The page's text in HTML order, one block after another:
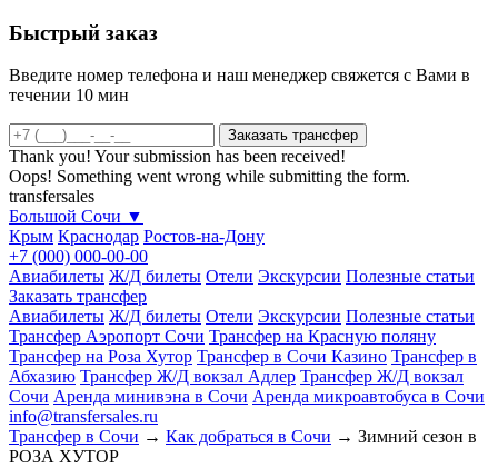
Быстрый заказ
Введите номер телефона и наш менеджер свяжется с Вами в
течении 10 мин
Thank you! Your submission has been received!
Oops! Something went wrong while submitting the form.
transfersales
Большой Сочи ▼
Крым Краснодар Ростов-на-Дону
+7 (000) 000-00-00
Авиабилеты Ж/Д билеты Отели Экскурсии Полезные статьи
Заказать трансфер
Авиабилеты Ж/Д билеты Отели Экскурсии Полезные статьи
Трансфер Аэропорт Сочи Трансфер на Красную поляну
Трансфер на Роза Хутор Трансфер в Сочи Казино Трансфер в
Абхазию Трансфер Ж/Д вокзал Адлер Трансфер Ж/Д вокзал
Сочи Аренда минивэна в Сочи Аренда микроавтобуса в Сочи
info@transfersales.ru
Трансфер в Сочи → Как добраться в Сочи → Зимний сезон в
РОЗА ХУТОР